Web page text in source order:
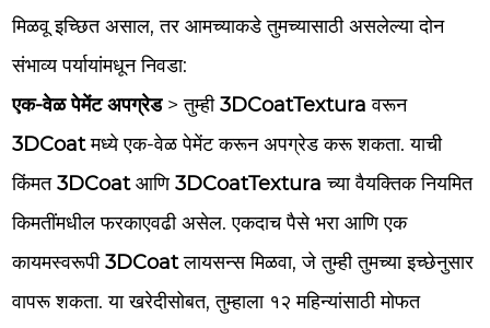
मिळवू इच्छित असाल, तर आमच्याकडे तुमच्यासाठी असलेल्या दोन
संभाव्य पर्यायांमधून निवडा:
एक-वेळ पेमेंट अपग्रेड> तुम्ही3DCoatTextura वरून
3DCoatमध्ये एक-वेळ पेमेंट करून अपग्रेड करू शकता. याची
किंमत3DCoatआणि3DCoatTextura च्या वैयक्तिक नियमित
किमतींमधील फरकाएवढी असेल. एकदाच पैसे भरा आणि एक
कायमस्वरूपी3DCoatलायसन्स मिळवा, जे तुम्ही तुमच्या इच्छेनुसार
वापरू शकता. या खरेदीसोबत, तुम्हाला १२ महिन्यांसाठी मोफत